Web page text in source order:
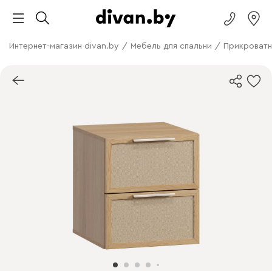
Интернет-магазин divan.by / Мебель для спальни /